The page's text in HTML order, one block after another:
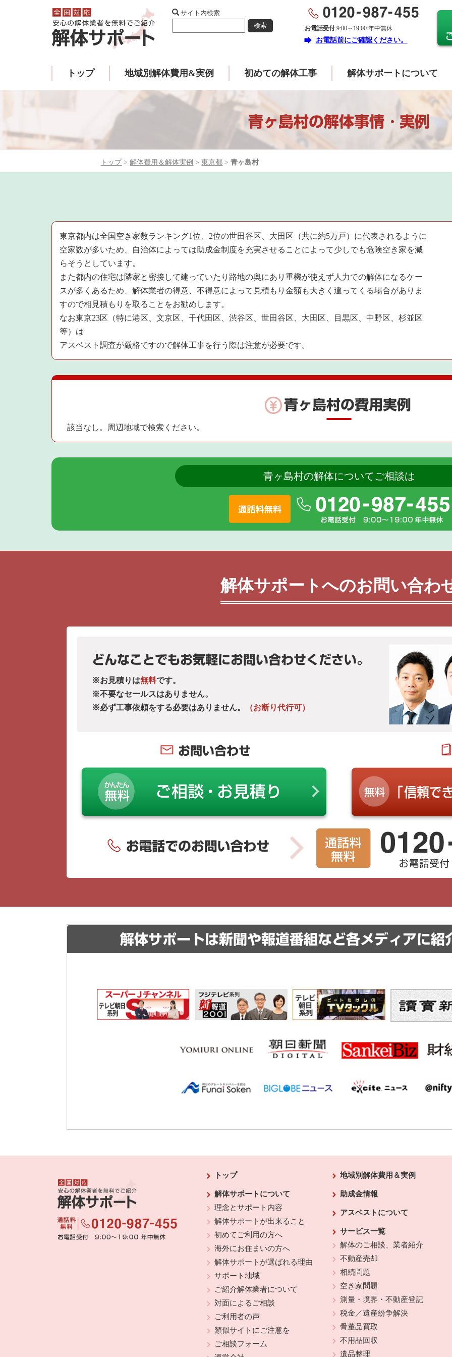
サイト内検索
お電話受付9:00～19:00 年中無休
forward お電話前にご確認ください。
トップ 地域別解体費用&実例 初めての解体工事 解体サポートについて
青ヶ島村の解体事情・実例
トップ >解体費用＆解体実例 >東京都 >青ヶ島村
東京都内は全国空き家数ランキング1位、2位の世田谷区、大田区（共に約5万戸）に代表されるように
空家数が多いため、自治体によっては助成金制度を充実させることによって少しでも危険空き家を減
らそうとしています。
また都内の住宅は隣家と密接して建っていたり路地の奥にあり重機が使えず人力での解体になるケー
スが多くあるため、解体業者の得意、不得意によって見積もり金額も大きく違ってくる場合がありま
すので相見積もりを取ることをお勧めします。
なお東京23区（特に港区、文京区、千代田区、渋谷区、世田谷区、大田区、目黒区、中野区、杉並区
等）は
アスベスト調査が厳格ですので解体工事を行う際は注意が必要です。
青ヶ島村の費用実例
該当なし。周辺地域で検索ください。
青ヶ島村の解体についてご相談は
解体サポートへのお問い合わ
どんなことでもお気軽にお問い合わせください。
※お見積りは無料です。
※不要なセールスはありません。
※必ず工事依頼をする必要はありません。
（お断り代行可）
お問い合わせ
解体サポートは新聞や報道番組など各メディアに紹
トップ
解体サポートについて
理念とサポート内容
解体サポートが出来ること
初めてご利用の方へ
海外にお住まいの方へ
解体サポートが選ばれる理由
サポート地域
ご紹介解体業者について
対面によるご相談
ご利用者の声
類似サイトにご注意を
ご相談フォーム
地域別解体費用＆実例
助成金情報
アスベストについて
サービス一覧
解体のご相談、業者紹介
不動産売却
相続問題
空き家問題
測量・境界・不動産登記
税金／遺産紛争解決
骨董品買取
不用品回収
遺品整理